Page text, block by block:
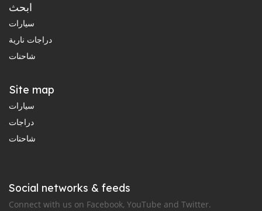
ابحث
سيارات
دراجات نارية
شاحنات
Site map
سيارات
دراجات
شاحنات
Social networks & feeds
Connect with us on Facebook, YouTube and Twitter.